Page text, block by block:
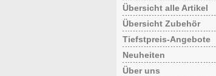
Übersicht alle Artikel
Übersicht Zubehör
Tiefstpreis-Angebote
Neuheiten
Über uns